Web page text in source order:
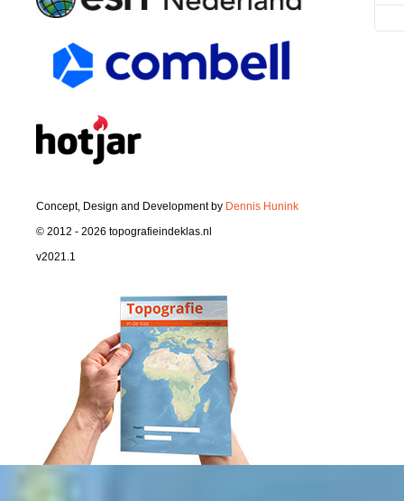
Concept, Design and Development by Dennis Hunink
© 2012 - 2026 topografieindeklas.nl
v2021.1